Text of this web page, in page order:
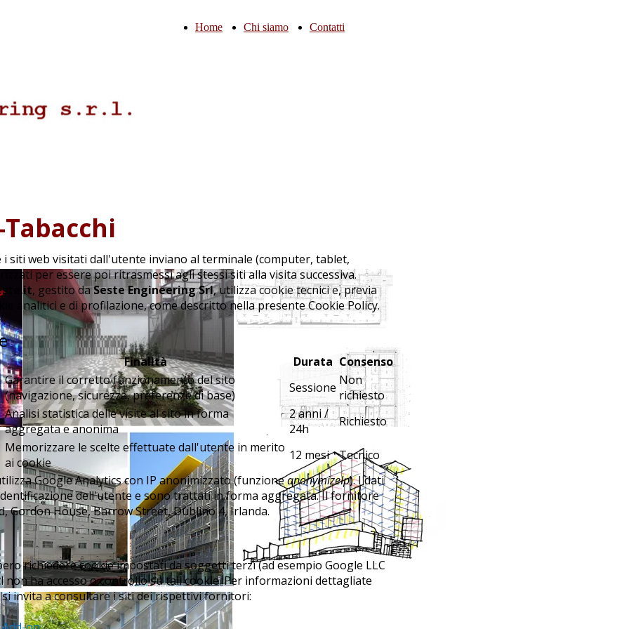
Home Chi siamo Contatti
i siti web visitati dall'utente inviano al terminale (computer, tablet,
per essere poi ritrasmessi agli stessi siti alla visita successiva.
, gestito da Seste Engineering Srl, utilizza cookie tecnici e, previa
analitici e di profilazione, come descritto nella presente Cookie Policy.
Finalità Durata Consenso
Garantire il corretto funzionamento del sito
(navigazione, sicurezza, preferenze di base)
Sessione Non
richiesto
Analisi statistica delle visite al sito in forma
aggregata e anonima
2 anni /
24h
Richiesto
Memorizzare le scelte effettuate dall'utente in merito
ai cookie
12 mesi
Tecnico
Google Analytics con IP anonimizzato (funzioneanonymizeIp). I dati
dell'utente e sono trattati in forma aggregata. Il fornitore
Gordon House, Barrow Street, Dublino 4, Irlanda.
richiedere cookie impostati da soggetti terzi (ad esempio Google LLC
non ha accesso o controllo su tali cookie. Per informazioni dettagliate
invita a consultare i siti dei rispettivi fornitori: